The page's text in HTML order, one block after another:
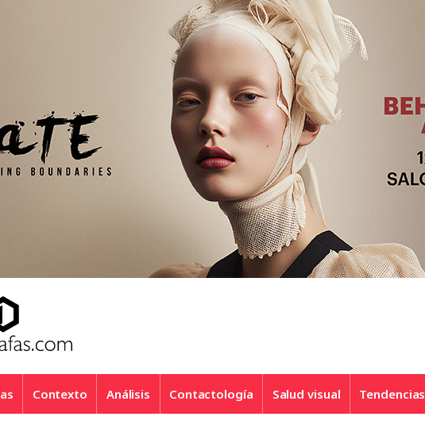
Contexto Análisis Contactología Salud visual Tendencias